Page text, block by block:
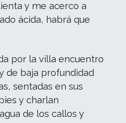
y me acerco a
ácida, habrá que
por la villa encuentro
de baja profundidad
sentadas en sus
y charlan
de los callos y